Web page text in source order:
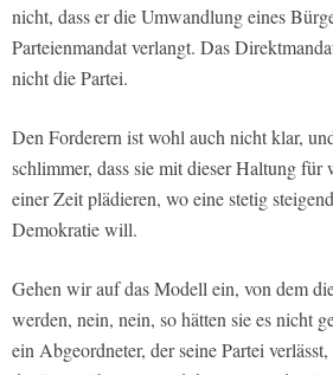
nicht, dass er die Umwandlung eines
Parteienmandat verlangt. Das
nicht die Partei.
Den Forderern ist wohl auch nicht klar,
schlimmer, dass sie mit dieser Haltung
einer Zeit plädieren, wo eine stetig
Demokratie will.
Gehen wir auf das Modell ein, von dem
werden, nein, nein, so hätten sie es nicht
ein Abgeordneter, der seine Partei